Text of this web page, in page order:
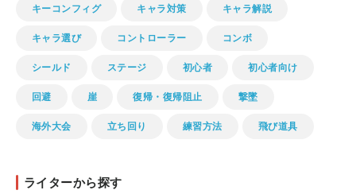
キーコンフィグ キャラ対策 キャラ解説
キャラ選び コントローラー コンボ
シールド ステージ 初心者 初心者向け
回避 崖 復帰・復帰阻止 撃墜
海外大会 立ち回り 練習方法 飛び道具
ライターから探す